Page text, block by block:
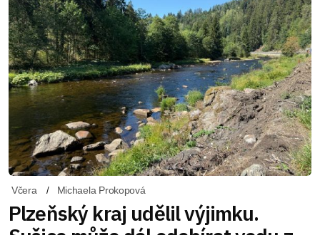
Včera Michaela Prokopová
Plzeňský kraj udělil výjimku.